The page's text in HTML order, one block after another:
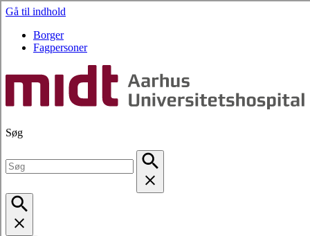
Gå til indhold
Borger
Fagpersoner
Søg